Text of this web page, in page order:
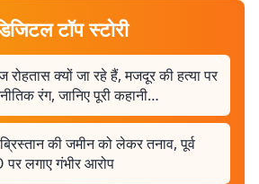
टॉप स्टोरी
क्यों जा रहे हैं, मजदूर की हत्या पर
रंग, जानिए पूरी कहानी…
की जमीन को लेकर तनाव, पूर्व
लगाए गंभीर आरोप